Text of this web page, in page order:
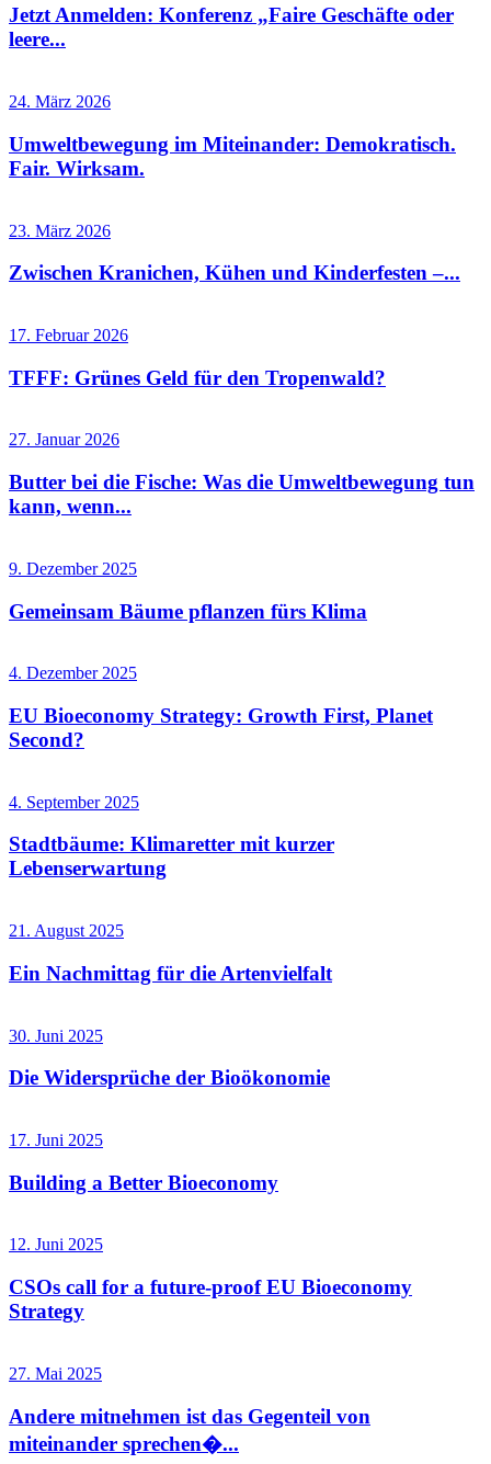
Jetzt Anmelden: Konferenz „Faire Geschäfte oder
leere...
24. März 2026
Umweltbewegung im Miteinander: Demokratisch.
Fair. Wirksam.
23. März 2026
Zwischen Kranichen, Kühen und Kinderfesten –...
17. Februar 2026
TFFF: Grünes Geld für den Tropenwald?
27. Januar 2026
Butter bei die Fische: Was die Umweltbewegung tun
kann, wenn...
9. Dezember 2025
Gemeinsam Bäume pflanzen fürs Klima
4. Dezember 2025
EU Bioeconomy Strategy: Growth First, Planet
Second?
4. September 2025
Stadtbäume: Klimaretter mit kurzer
Lebenserwartung
21. August 2025
Ein Nachmittag für die Artenvielfalt
30. Juni 2025
Die Widersprüche der Bioökonomie
17. Juni 2025
Building a Better Bioeconomy
12. Juni 2025
CSOs call for a future-proof EU Bioeconomy
Strategy
27. Mai 2025
Andere mitnehmen ist das Gegenteil von
miteinander sprechen�...